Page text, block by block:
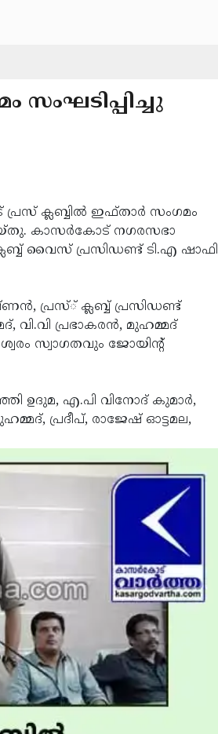
സംഘടിപ്പിച്ചു
ക്ലബ്ബില്‍ ഇഫ്താര്‍ സംഗമം
കാസര്‍കോട് നഗരസഭാ
വൈസ് പ്രസിഡണ്ട് ടി.എ ഷാഫി
പ്രസ്് ക്ലബ്ബ് പ്രസിഡണ്ട്
പ്രഭാകരന്‍, മുഹമ്മദ്
സ്വാഗതവും ജോയിന്റ്
ഉദുമ, എ.പി വിനോദ് കുമാര്‍,
പ്രദീപ്, രാജേഷ് ഓട്ടമല,